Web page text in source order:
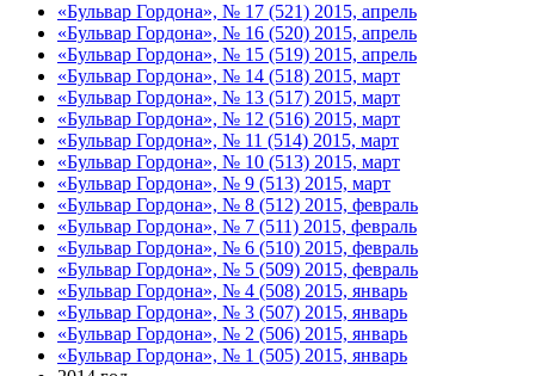
«Бульвар Гордона», № 17 (521) 2015, апрель
«Бульвар Гордона», № 16 (520) 2015, апрель
«Бульвар Гордона», № 15 (519) 2015, апрель
«Бульвар Гордона», № 14 (518) 2015, март
«Бульвар Гордона», № 13 (517) 2015, март
«Бульвар Гордона», № 12 (516) 2015, март
«Бульвар Гордона», № 11 (514) 2015, март
«Бульвар Гордона», № 10 (513) 2015, март
«Бульвар Гордона», № 9 (513) 2015, март
«Бульвар Гордона», № 8 (512) 2015, февраль
«Бульвар Гордона», № 7 (511) 2015, февраль
«Бульвар Гордона», № 6 (510) 2015, февраль
«Бульвар Гордона», № 5 (509) 2015, февраль
«Бульвар Гордона», № 4 (508) 2015, январь
«Бульвар Гордона», № 3 (507) 2015, январь
«Бульвар Гордона», № 2 (506) 2015, январь
«Бульвар Гордона», № 1 (505) 2015, январь